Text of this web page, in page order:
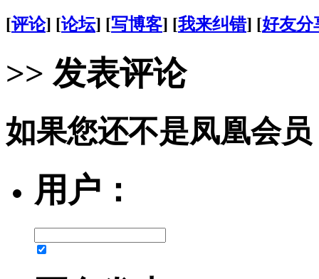
[评论] [论坛] [写博客] [我来纠错] [好友分
>> 发表评论
如果您还不是凤凰会
用户：